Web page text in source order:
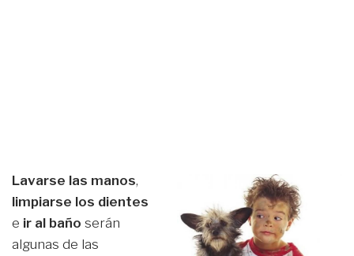
Lavarse las manos,
limpiarse los dientes
e ir al baño serán
algunas de las